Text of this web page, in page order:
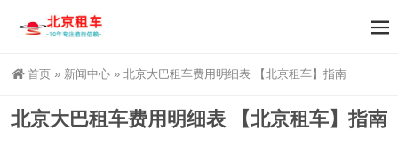
首页 » 新闻中心 » 北京大巴租车费用明细表 【北京租车】指南
北京大巴租车费用明细表 【北京租车】指南